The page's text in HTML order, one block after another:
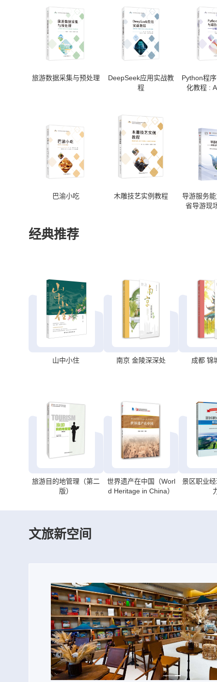
旅游数据采集与预处理
DeepSeek应用实战教
程
Python程
化教程 :
巴渝小吃 木雕技艺实例教程
导游服务
省导游现
经典推荐
山中小住 南京 金陵深深处 成都 锦
旅游目的地管理（第二
版）
世界遗产在中国（Worl
d Heritage in China）
景区职业
文旅新空间